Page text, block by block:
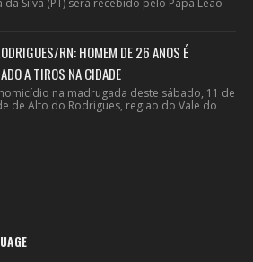
Silva (PT) será recebido pelo Papa Leão
RN: HOMEM DE 26 ANOS É
A TIROS NA CIDADE
na madrugada deste sábado, 11 de
de Alto do Rodrigues, regiao do Vale do